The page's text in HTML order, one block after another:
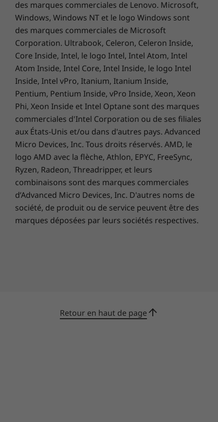
Profitez de 3 mois d’accès au Xbox Game
Pass sur les appareils Lenovo Yoga
Jouez à plus de 100 jeux de haute qualité avec
votre nouveau portable Lenovo Yoga et trois
mois de Xbox Game Pass, y compris EA Play. De
nouveaux jeux sont ajoutés en permanence :
vous ne serez donc jamais à court de nouvelles
aventures. Téléchargez et jouez avec un rendu
ultrafidèle ou accédez à des jeux de console
depuis le Cloud avec une manette connectée.
des marques commerciales de Lenovo. Microsoft,
Windows, Windows NT et le logo Windows sont
des marques commerciales de Microsoft
Corporation. Ultrabook, Celeron, Celeron Inside,
Core Inside, Intel, le logo Intel, Intel Atom, Intel
Atom Inside, Intel Core, Intel Inside, le logo Intel
Inside, Intel vPro, Itanium, Itanium Inside,
Pentium, Pentium Inside, vPro Inside, Xeon, Xeon
Phi, Xeon Inside et Intel Optane sont des marques
commerciales d'Intel Corporation ou de ses filiales
aux États-Unis et/ou dans d'autres pays. Advanced
Micro Devices, Inc. Tous droits réservés. AMD, le
logo AMD avec la flèche, Athlon, EPYC, FreeSync,
Ryzen, Radeon, Threadripper, et leurs
combinaisons sont des marques commerciales
d’Advanced Micro Devices, Inc. D'autres noms de
société, de produit ou de service peuvent être des
marques déposées par leurs sociétés respectives.
Retour en haut de page